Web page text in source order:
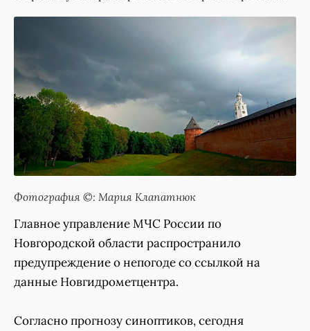
Фотография ©: Мария Клапатнюк
Главное управление МЧС России по
Новгородской области распространило
предупреждение о непогоде со ссылкой на
данные Новгидрометцентра.
Согласно прогнозу синоптиков, сегодня